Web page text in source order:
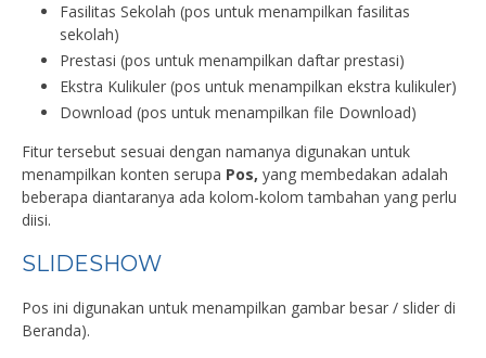
Fasilitas Sekolah (pos untuk menampilkan fasilitas
sekolah)
Prestasi (pos untuk menampilkan daftar prestasi)
Ekstra Kulikuler (pos untuk menampilkan ekstra kulikuler)
Download (pos untuk menampilkan file Download)
Fitur tersebut sesuai dengan namanya digunakan untuk
menampilkan konten serupa Pos, yang membedakan adalah
beberapa diantaranya ada kolom-kolom tambahan yang perlu
diisi.
SLIDESHOW
Pos ini digunakan untuk menampilkan gambar besar / slider di
Beranda).